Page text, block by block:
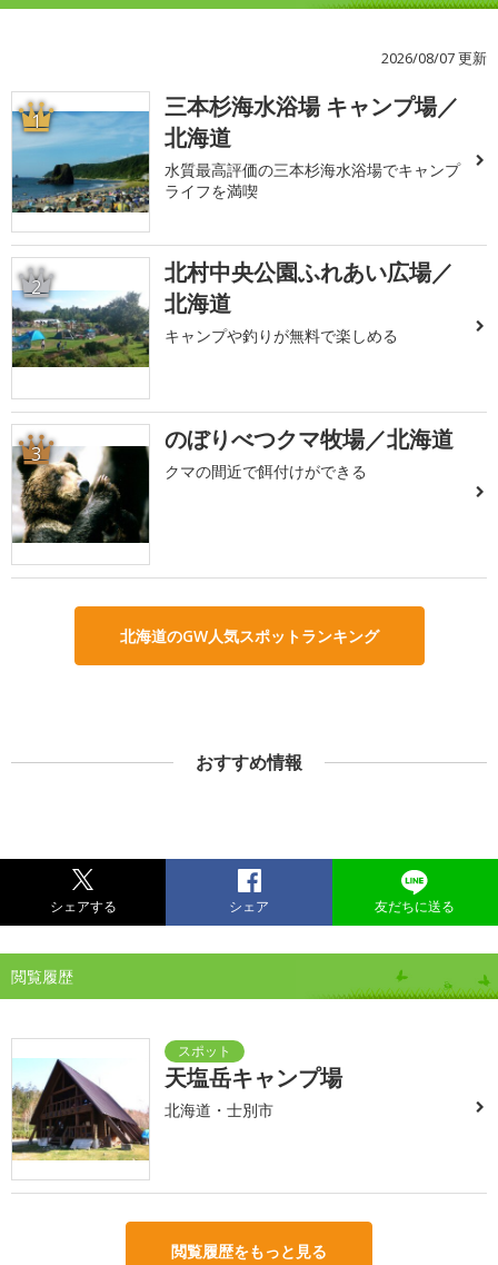
2026/08/07 更新
1
三本杉海水浴場 キャンプ場／
北海道
水質最高評価の三本杉海水浴場でキャンプ
ライフを満喫
2
北村中央公園ふれあい広場／
北海道
キャンプや釣りが無料で楽しめる
3 のぼりべつクマ牧場／北海道
クマの間近で餌付けができる
北海道のGW人気スポットランキング
おすすめ情報
シェアする シェア 友だちに送る
閲覧履歴
天塩岳キャンプ場
北海道・士別市
閲覧履歴をもっと見る